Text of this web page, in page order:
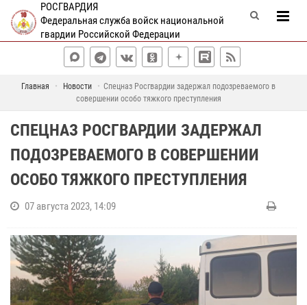
РОСГВАРДИЯ
Федеральная служба войск национальной
гвардии Российской Федерации
Главная Новости
Спецназ Росгвардии задержал подозреваемого в
совершении особо тяжкого преступления
СПЕЦНАЗ РОСГВАРДИИ ЗАДЕРЖАЛ
ПОДОЗРЕВАЕМОГО В СОВЕРШЕНИИ
ОСОБО ТЯЖКОГО ПРЕСТУПЛЕНИЯ
07 августа 2023, 14:09